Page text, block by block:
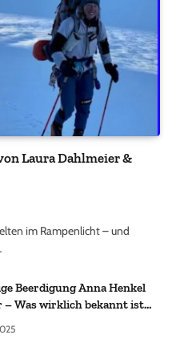
Laura Dahlmeier &
im Rampenlicht – und
Beerdigung Anna Henkel
– Was wirklich bekannt ist